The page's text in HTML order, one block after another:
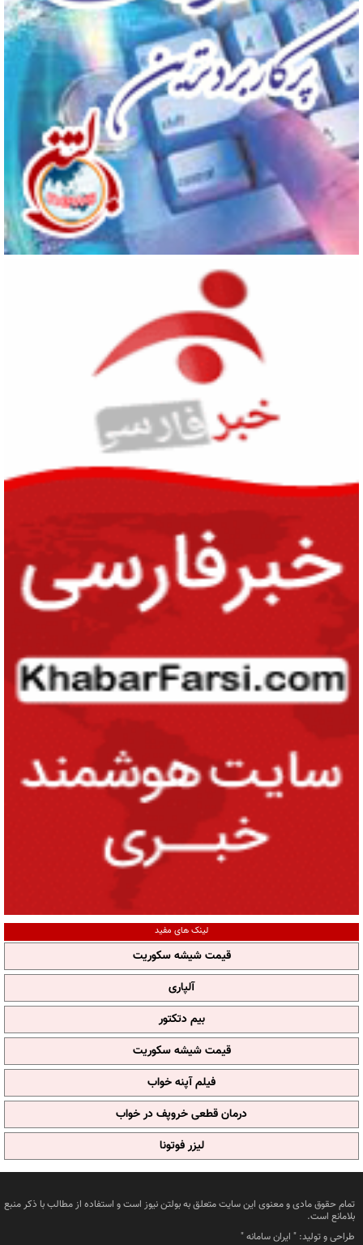
لینک های مفید
قیمت شیشه سکوریت
آلپاری
بیم دتکتور
قیمت شیشه سکوریت
فیلم آپنه خواب
درمان قطعی خروپف در خواب
لیزر فوتونا
تمام حقوق مادی و معنوی این سایت متعلق به بولتن نیوز است و استفاده از مطالب با ذکر منبع
بلامانع است.
طراحی و تولید: " ایران سامانه"